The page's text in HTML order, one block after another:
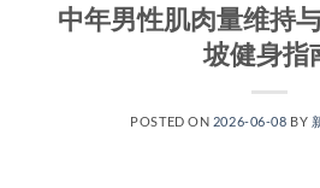
中年男性肌肉量维持
坡健身指
POSTED ON 2026-06-08 BY